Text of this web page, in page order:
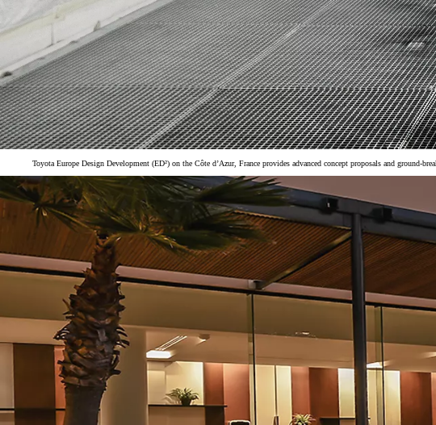
Toyota Europe Design Development (ED²) on the Côte d’Azur, France provides advanced concept proposals and ground-